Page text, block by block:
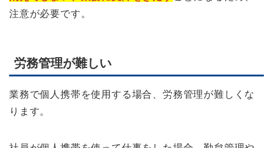
注意が必要です。
労務管理が難しい
業務で個人携帯を使用する場合、労務管理が難しくな
ります。